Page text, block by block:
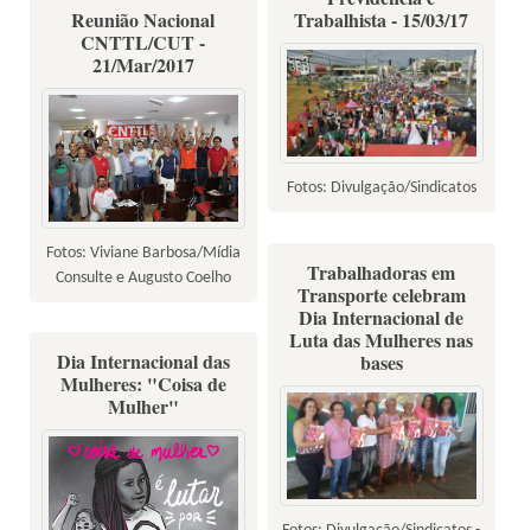
Trabalhista - 15/03/17
Fotos: Divulgação/Sindicatos
Reunião Nacional
CNTTL/CUT -
21/Mar/2017
Fotos: Viviane Barbosa/Mídia
Consulte e Augusto Coelho
Trabalhadoras em
Transporte celebram
Dia Internacional de
Luta das Mulheres nas
bases
Dia Internacional das
Mulheres: "Coisa de
Mulher"